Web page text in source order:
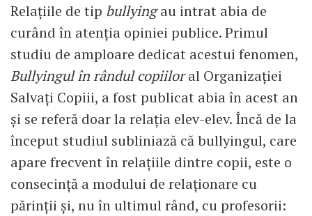
Relațiile de tip bullyingau intrat abia de
curând în atenția opiniei publice. Primul
studiu de amploare dedicat acestui fenomen,
Bullyingul în rândul copiiloral Organizației
Salvați Copiii, a fost publicat abia în acest an
și se referă doar la relația elev-elev. Încă de la
început studiul subliniază că bullyingul, care
apare frecvent în relațiile dintre copii, este o
consecință a modului de relaționare cu
părinții și, nu în ultimul rând, cu profesorii: